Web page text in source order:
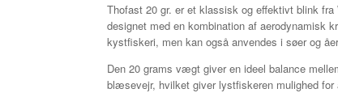
Thofast 20 gr. er et klassisk og effektivt blink
designet med en kombination af aerodynamisk
kystfiskeri, men kan også anvendes i søer og
Den 20 grams vægt giver en ideel balance
blæsevejr, hvilket giver lystfiskeren mulighed